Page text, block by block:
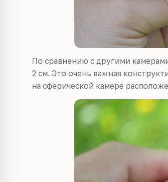
По сравнению с другими
2 см. Это очень важная
на сферической камере